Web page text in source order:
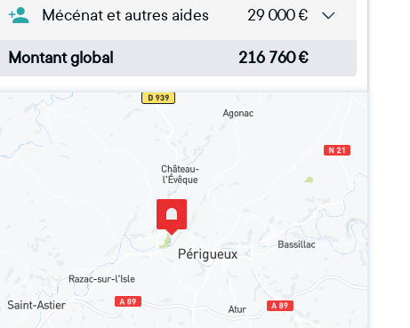
Mécénat et autres aides 29 000€
Montant global 216 760€